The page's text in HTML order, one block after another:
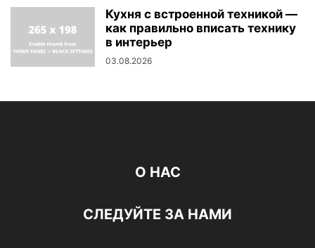
Кухня с встроенной техникой —
как правильно вписать технику
в интерьер
03.08.2026
О НАС
СЛЕДУЙТЕ ЗА НАМИ